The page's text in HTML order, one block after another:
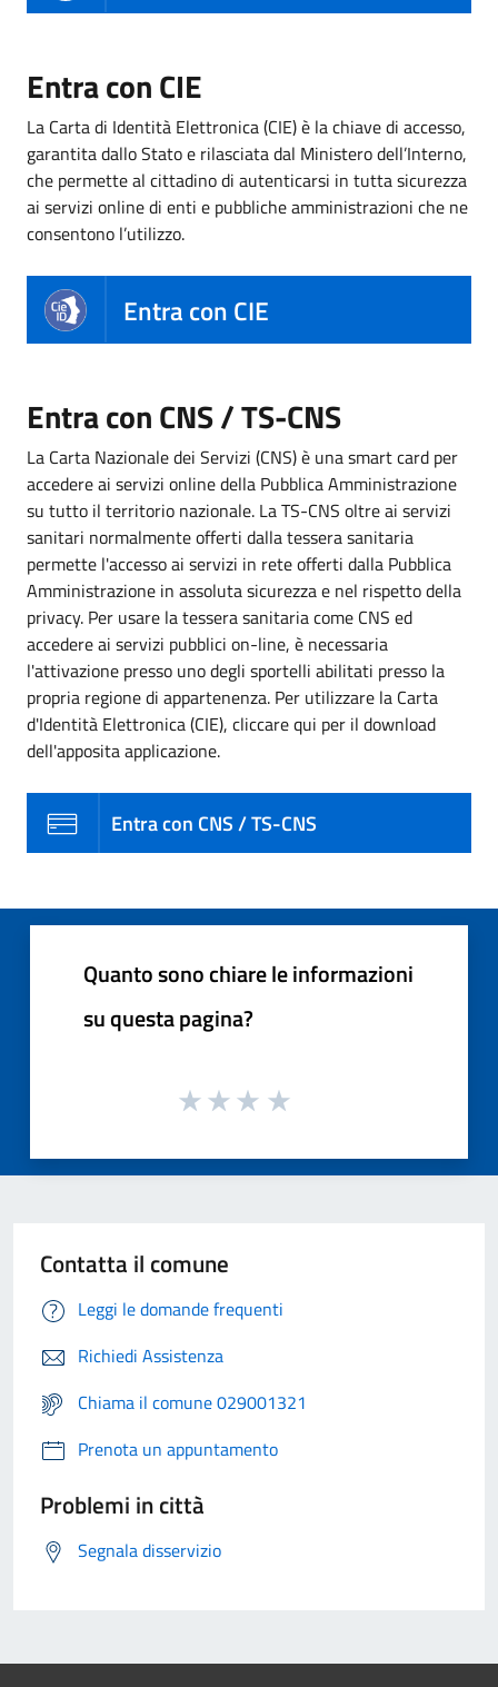
Entra con CIE
La Carta di Identità Elettronica (CIE) è la chiave di accesso,
garantita dallo Stato e rilasciata dal Ministero dell’Interno,
che permette al cittadino di autenticarsi in tutta sicurezza
ai servizi online di enti e pubbliche amministrazioni che ne
consentono l’utilizzo.
Entra con CIE
Entra con CNS / TS-CNS
La Carta Nazionale dei Servizi (CNS) è una smart card per
accedere ai servizi online della Pubblica Amministrazione
su tutto il territorio nazionale. La TS-CNS oltre ai servizi
sanitari normalmente offerti dalla tessera sanitaria
permette l'accesso ai servizi in rete offerti dalla Pubblica
Amministrazione in assoluta sicurezza e nel rispetto della
privacy. Per usare la tessera sanitaria come CNS ed
accedere ai servizi pubblici on-line, è necessaria
l'attivazione presso uno degli sportelli abilitati presso la
propria regione di appartenenza. Per utilizzare la Carta
d'Identità Elettronica (CIE), cliccare qui per il download
dell'apposita applicazione.
Entra con CNS / TS-CNS
Quanto sono chiare le informazioni
su questa pagina?
Contatta il comune
Leggi le domande frequenti
Richiedi Assistenza
Chiama il comune 029001321
Prenota un appuntamento
Problemi in città
Segnala disservizio